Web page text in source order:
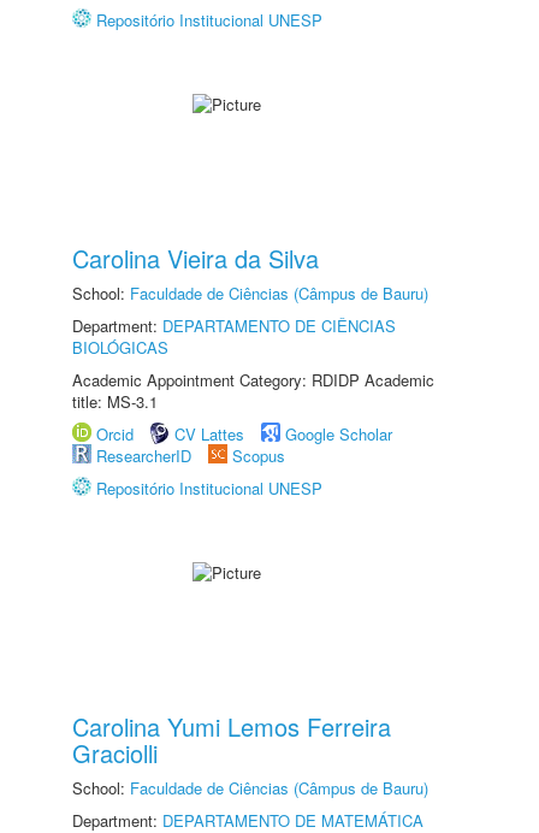
Repositório Institucional UNESP
Carolina Vieira da Silva
School: Faculdade de Ciências (Câmpus de Bauru)
Department: DEPARTAMENTO DE CIÊNCIAS
BIOLÓGICAS
Academic Appointment Category: RDIDP Academic
title: MS-3.1
Orcid
CV Lattes
Google Scholar
ResearcherID
Scopus
Repositório Institucional UNESP
Carolina Yumi Lemos Ferreira
Graciolli
School: Faculdade de Ciências (Câmpus de Bauru)
Department: DEPARTAMENTO DE MATEMÁTICA